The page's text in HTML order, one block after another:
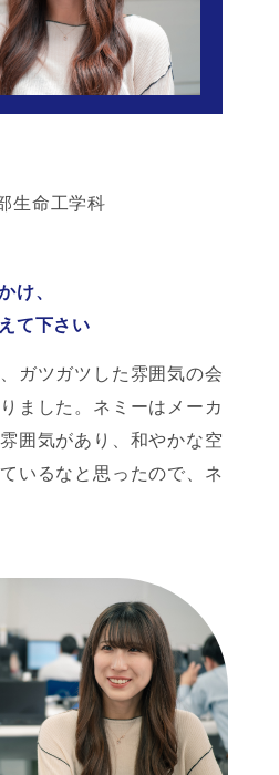
生命工学科
け、
て下さい
ガツガツした雰囲気の会
ました。ネミーはメーカ
囲気があり、和やかな空
いるなと思ったので、ネ